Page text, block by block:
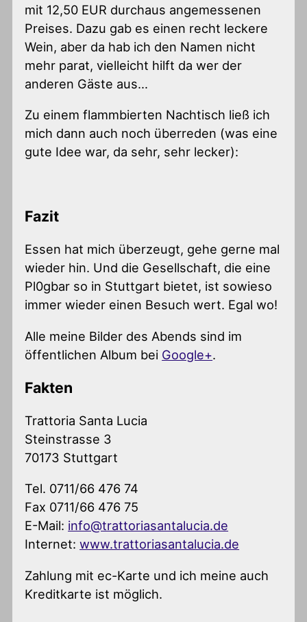
mit 12,50 EUR durchaus angemessenen
Preises. Dazu gab es einen recht leckere
Wein, aber da hab ich den Namen nicht
mehr parat, vielleicht hilft da wer der
anderen Gäste aus…
Zu einem flammbierten Nachtisch ließ ich
mich dann auch noch überreden (was eine
gute Idee war, da sehr, sehr lecker):
Fazit
Essen hat mich überzeugt, gehe gerne mal
wieder hin. Und die Gesellschaft, die eine
Pl0gbar so in Stuttgart bietet, ist sowieso
immer wieder einen Besuch wert. Egal wo!
Alle meine Bilder des Abends sind im
öffentlichen Album bei Google+.
Fakten
Trattoria Santa Lucia
Steinstrasse 3
70173 Stuttgart
Tel. 0711/66 476 74
Fax 0711/66 476 75
E-Mail: info@trattoriasantalucia.de
Internet:www.trattoriasantalucia.de
Zahlung mit ec-Karte und ich meine auch
Kreditkarte ist möglich.